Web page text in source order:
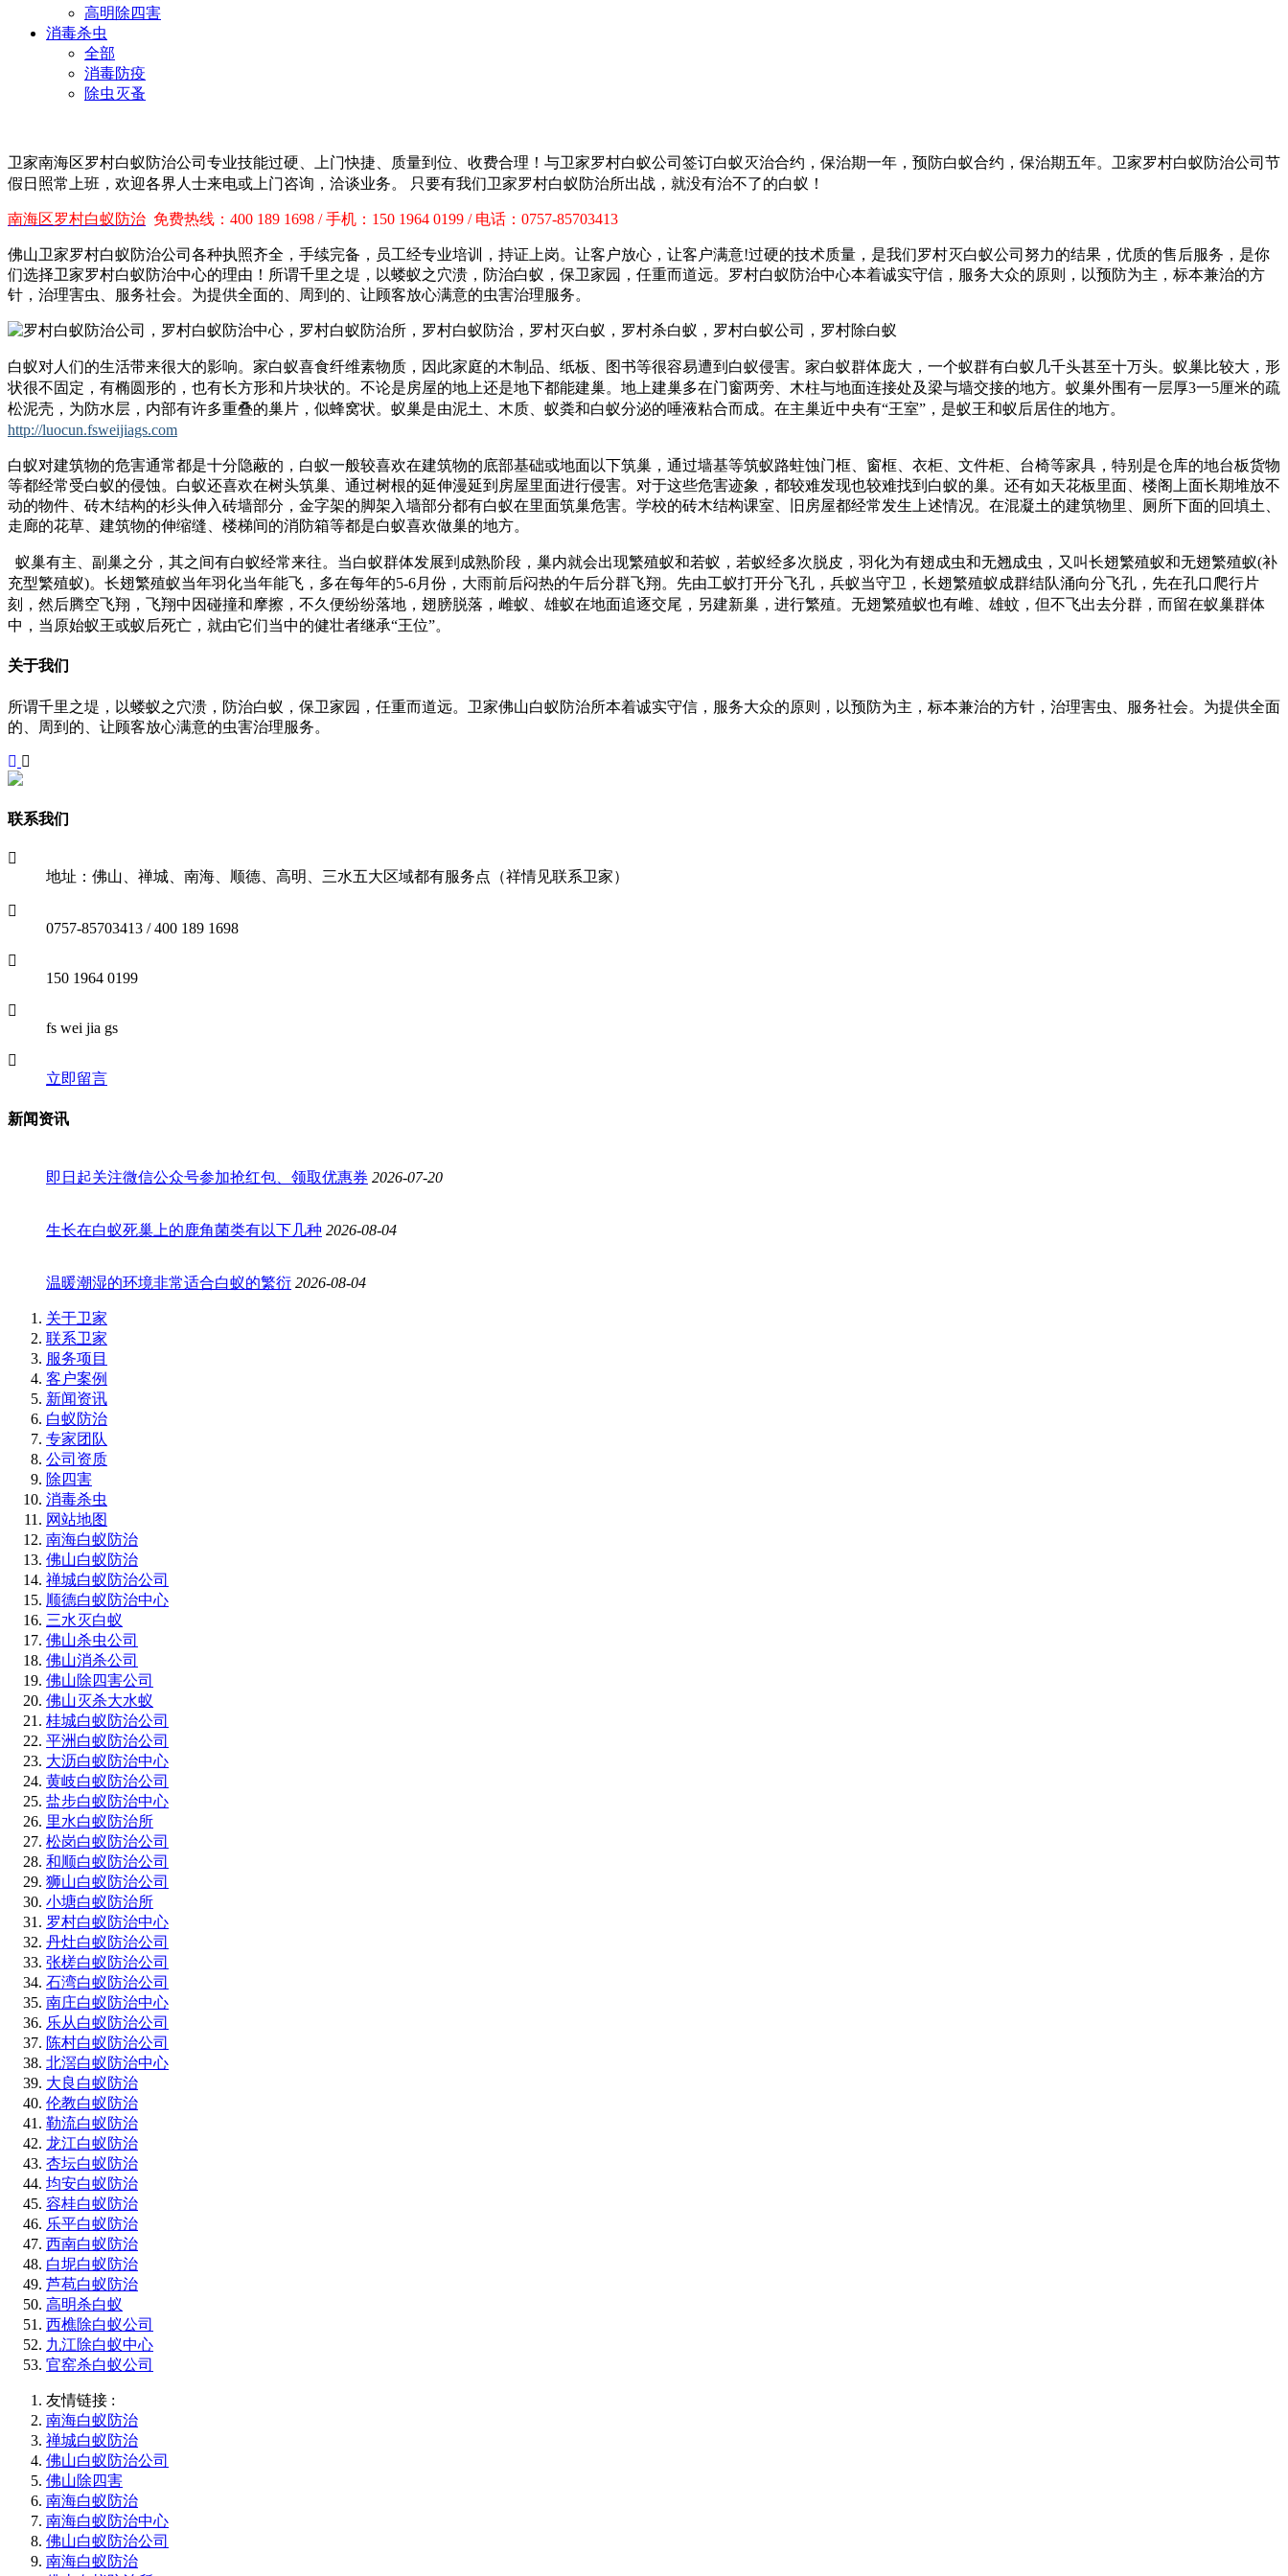
高明除四害
消毒杀虫
全部
消毒防疫
除虫灭蚤
卫家南海区罗村白蚁防治公司专业技能过硬、上门快捷、质量到位、收费合理！与卫家罗村白蚁公司签订白蚁灭治合约，保治期一年，预防白蚁合约，保治期五年。卫家罗村白蚁防治公司节
假日照常上班，欢迎各界人士来电或上门咨询，洽谈业务。 只要有我们卫家罗村白蚁防治所出战，就没有治不了的白蚁！
南海区罗村白蚁防治 免费热线：400 189 1698 / 手机：150 1964 0199 / 电话：0757-85703413
佛山卫家罗村白蚁防治公司各种执照齐全，手续完备，员工经专业培训，持证上岗。让客户放心，让客户满意!过硬的技术质量，是我们罗村灭白蚁公司努力的结果，优质的售后服务，是你
们选择卫家罗村白蚁防治中心的理由！ 所谓千里之堤，以蝼蚁之穴溃，防治白蚁，保卫家园，任重而道远。罗村白蚁防治中心本着诚实守信，服务大众的原则，以预防为主，标本兼治的方
针，治理害虫、服务社会。为提供全面的、周到的、让顾客放心满意的虫害治理服务。
白蚁对人们的生活带来很大的影响。家白蚁喜食纤维素物质，因此家庭的木制品、纸板、图书等很容易遭到白蚁侵害。家白蚁群体庞大，一个蚁群有白蚁几千头甚至十万头。蚁巢比较大，形
状很不固定，有椭圆形的，也有长方形和片块状的。不论是房屋的地上还是地下都能建巢。地上建巢多在门窗两旁、木柱与地面连接处及梁与墙交接的地方。蚁巢外围有一层厚3一5厘米的疏
松泥壳，为防水层，内部有许多重叠的巢片，似蜂窝状。蚁巢是由泥土、木质、蚁粪和白蚁分泌的唾液粘合而成。在主巢近中央有“王室”，是蚁王和蚁后居住的地方。
http://luocun.fsweijiags.com
白蚁对建筑物的危害通常都是十分隐蔽的，白蚁一般较喜欢在建筑物的底部基础或地面以下筑巢，通过墙基等筑蚁路蛀蚀门框、窗框、衣柜、文件柜、台椅等家具，特别是仓库的地台板货物
等都经常受白蚁的侵蚀。白蚁还喜欢在树头筑巢、通过树根的延伸漫延到房屋里面进行侵害。对于这些危害迹象，都较难发现也较难找到白蚁的巢。还有如天花板里面、楼阁上面长期堆放不
动的物件、砖木结构的杉头伸入砖墙部分，金字架的脚架入墙部分都有白蚁在里面筑巢危害。学校的砖木结构课室、旧房屋都经常发生上述情况。在混凝土的建筑物里、厕所下面的回填土、
走廊的花草、建筑物的伸缩缝、楼梯间的消防箱等都是白蚁喜欢做巢的地方。
蚁巢有主、副巢之分，其之间有白蚁经常来往。当白蚁群体发展到成熟阶段， 巢内就会出现繁殖蚁和若蚁，若蚁经多次脱皮，羽化为有翅成虫和无翘成虫，又叫长翅繁殖蚁和无翅繁殖蚁(补
充型繁殖蚁)。长翅繁殖蚁当年羽化当年能飞，多在每年的5-6月份，大雨前后闷热的午后分群飞翔。先由工蚁打开分飞孔，兵蚁当守卫，长翅繁殖蚁成群结队涌向分飞孔，先在孔口爬行片
刻，然后腾空飞翔，飞翔中因碰撞和摩擦，不久便纷纷落地，翅膀脱落，雌蚁、雄蚁在地面追逐交尾，另建新巢，进行繁殖。无翅繁殖蚁也有雌、雄蚊，但不飞出去分群，而留在蚁巢群体
中，当原始蚁王或蚁后死亡，就由它们当中的健壮者继承“王位”。
关于我们
所谓千里之堤，以蝼蚁之穴溃，防治白蚁，保卫家园，任重而道远。卫家佛山白蚁防治所本着诚实守信，服务大众的原则，以预防为主，标本兼治的方针，治理害虫、服务社会。为提供全面
的、周到的、让顾客放心满意的虫害治理服务。
联系我们
地址：佛山、禅城、南海、顺德、高明、三水五大区域都有服务点（祥情见联系卫家）
0757-85703413 / 400 189 1698
150 1964 0199
fs wei jia gs
立即留言
新闻资讯
即日起关注微信公众号参加抢红包、领取优惠券 2026-07-20
生长在白蚁死巢上的鹿角菌类有以下几种 2026-08-04
温暖潮湿的环境非常适合白蚁的繁衍 2026-08-04
关于卫家
联系卫家
服务项目
客户案例
新闻资讯
白蚁防治
专家团队
公司资质
除四害
消毒杀虫
网站地图
南海白蚁防治
佛山白蚁防治
禅城白蚁防治公司
顺德白蚁防治中心
三水灭白蚁
佛山杀虫公司
佛山消杀公司
佛山除四害公司
佛山灭杀大水蚁
桂城白蚁防治公司
平洲白蚁防治公司
大沥白蚁防治中心
黄岐白蚁防治公司
盐步白蚁防治中心
里水白蚁防治所
松岗白蚁防治公司
和顺白蚁防治公司
狮山白蚁防治公司
小塘白蚁防治所
罗村白蚁防治中心
丹灶白蚁防治公司
张槎白蚁防治公司
石湾白蚁防治公司
南庄白蚁防治中心
乐从白蚁防治公司
陈村白蚁防治公司
北滘白蚁防治中心
大良白蚁防治
伦教白蚁防治
勒流白蚁防治
龙江白蚁防治
杏坛白蚁防治
均安白蚁防治
容桂白蚁防治
乐平白蚁防治
西南白蚁防治
白坭白蚁防治
芦苞白蚁防治
高明杀白蚁
西樵除白蚁公司
九江除白蚁中心
官窑杀白蚁公司
友情链接 :
南海白蚁防治
禅城白蚁防治
佛山白蚁防治公司
佛山除四害
南海白蚁防治
南海白蚁防治中心
佛山白蚁防治公司
南海白蚁防治